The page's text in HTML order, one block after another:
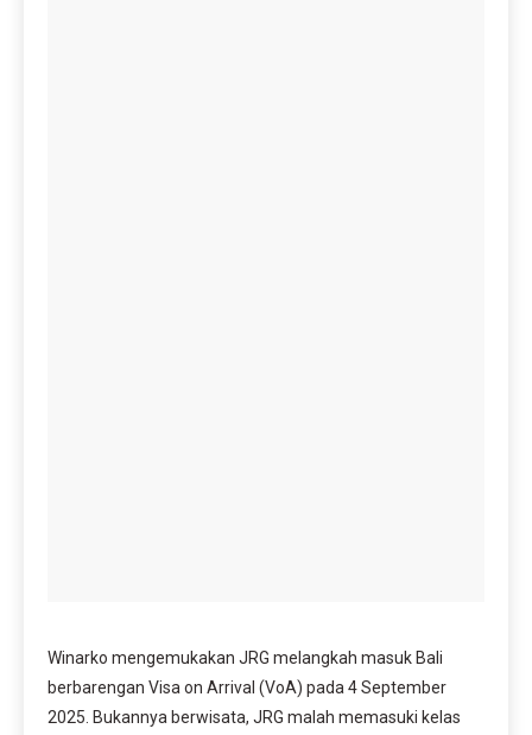
Winarko mengemukakan JRG melangkah masuk Bali
berbarengan Visa on Arrival (VoA) pada 4 September
2025. Bukannya berwisata, JRG malah memasuki kelas